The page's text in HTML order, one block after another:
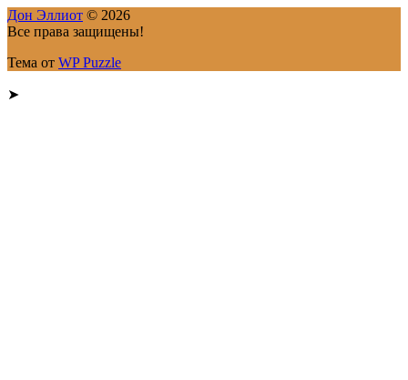
Дон Эллиот © 2026
Все права защищены!
Тема от WP Puzzle
➤